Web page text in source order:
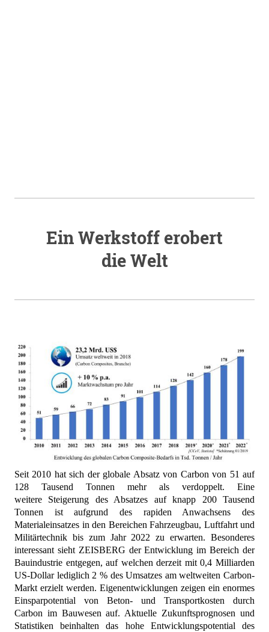
Ein Werkstoff erobert
die Welt
Seit 2010 hat sich der globale Absatz von Carbon von 51 auf
128 Tausend Tonnen mehr als verdoppelt. Eine
weitere Steigerung des Absatzes auf knapp 200 Tausend
Tonnen ist aufgrund des rapiden Anwachsens des
Materialeinsatzes in den Bereichen Fahrzeugbau, Luftfahrt und
Militärtechnik bis zum Jahr 2022 zu erwarten. Besonderes
interessant sieht ZEISBERG der Entwicklung im Bereich der
Bauindustrie entgegen, auf welchen derzeit mit 0,4 Milliarden
US-Dollar lediglich 2 % des Umsatzes am weltweiten Carbon-
Markt erzielt werden. Eigenentwicklungen zeigen ein enormes
Einsparpotential von Beton- und Transportkosten durch
Carbon im Bauwesen auf. Aktuelle Zukunftsprognosen und
Statistiken beinhalten das hohe Entwicklungspotential des